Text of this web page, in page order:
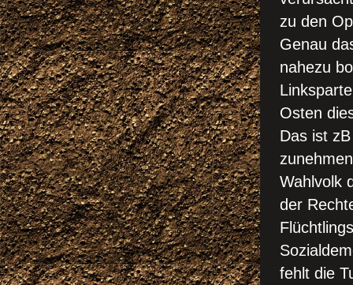
zu den
Genau
nahezu
Osten
Das ist
Wahlvolk
der
fehlt die